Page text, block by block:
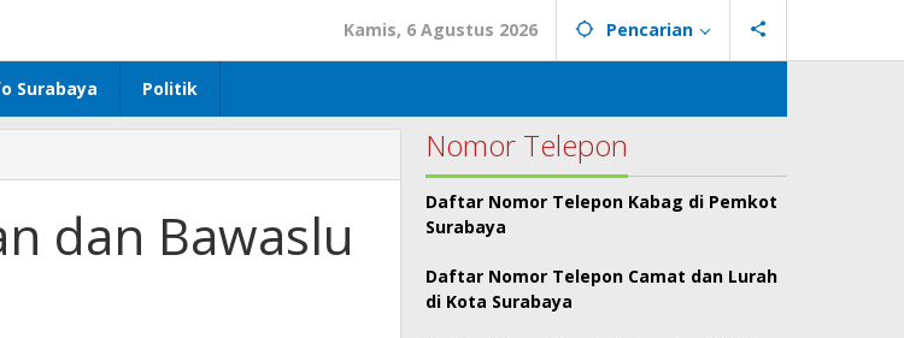
Kamis, 6 Agustus 2026 Pencarian
Surabaya Politik
dan Bawaslu
Nomor Telepon
Daftar Nomor Telepon Kabag di Pemkot
Surabaya
Daftar Nomor Telepon Camat dan Lurah
di Kota Surabaya